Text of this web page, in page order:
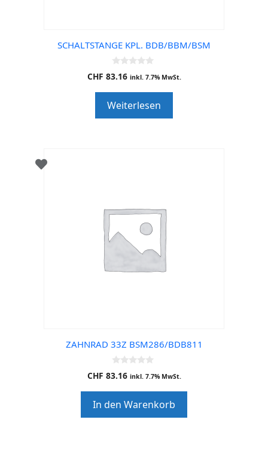
SCHALTSTANGE KPL. BDB/BBM/BSM
0
o
o
f
5
CHF 83.16 inkl. 7.7% MwSt.
Weiterlesen
ZAHNRAD 33Z BSM286/BDB811
0
o
o
f
5
CHF 83.16 inkl. 7.7% MwSt.
In den Warenkorb